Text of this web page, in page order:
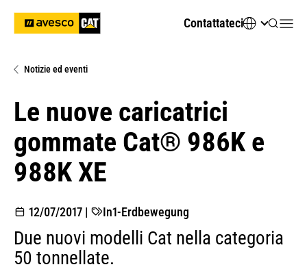
Contattateci
Notizie ed eventi
Le nuove caricatrici
gommate Cat® 986K e
988K XE
12/07/2017 | In1-Erdbewegung
Due nuovi modelli Cat nella categoria
50 tonnellate.